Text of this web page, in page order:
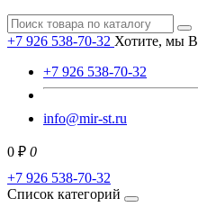
+7 926 538-70-32 Хотите, мы
+7 926 538-70-32
info@mir-st.ru
0 ₽ 0
+7 926 538-70-32
Список категорий